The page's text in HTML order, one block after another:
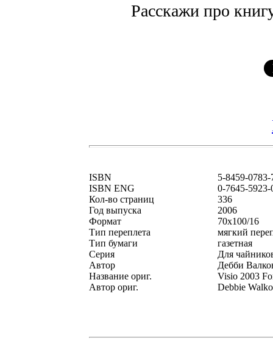
Расскажи про
ISBN
5-8459-0783-
ISBN ENG
0-7645-5923-
Кол-во страниц
336
Год выпуска
2006
Формат
70x100/16
Тип переплета
мягкий
Тип бумаги
газетная
Серия
Для
Автор
Дебби
Название ориг.
Visio 2003
Автор ориг.
Debbie